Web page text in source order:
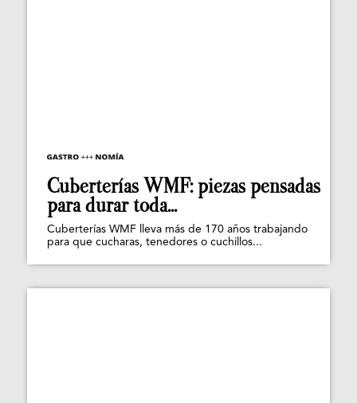
Cuberterías WMF: piezas pensadas
para durar toda...
Cuberterías WMF lleva más de 170 años trabajando
para que cucharas, tenedores o cuchillos...